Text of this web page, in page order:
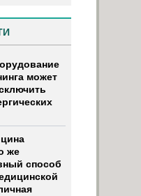
может
же
способ